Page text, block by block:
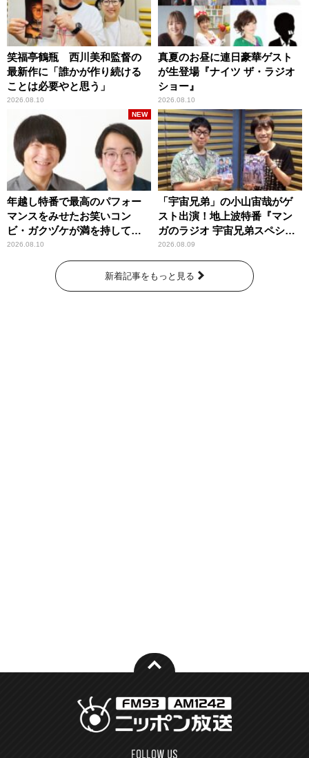
笑福亭鶴瓶 西川美和監督の
最新作に「誰かが作り続ける
ことは必要やと思う」
2026.08.10
真夏のお昼に連日豪華ゲスト
が生登場『ナイツ ザ・ラジオ
ショー』
2026.08.10
年越し特番で最高のパフォー
マンスをみせたお笑いコン
ビ・ガクヅケが満を持して
『オールナイトニッポン
0(ZERO)』に登場！
2026.08.10
NEW
「宇宙兄弟」の小山宙哉がゲ
スト出演！地上波特番『マン
ガのラジオ 宇宙兄弟スペシャ
ル 』
2026.08.09
新着記事をもっと見る